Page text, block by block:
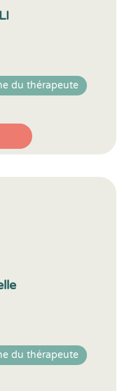
du thérapeute
du thérapeute